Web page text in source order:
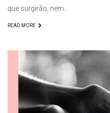
que surgirão, nem…
READ MORE